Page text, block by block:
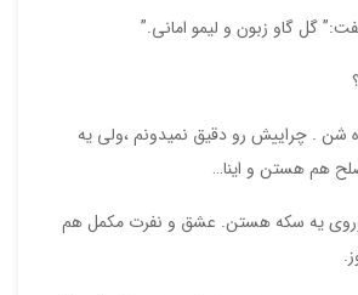
گل گاو زبون و لیمو امانی.”
شن . چراییش رو دقیق نمیدونم ،ولی یه
هم هستن و اینا…
یه سکه هستن. عشق و نفرت مکمل هم